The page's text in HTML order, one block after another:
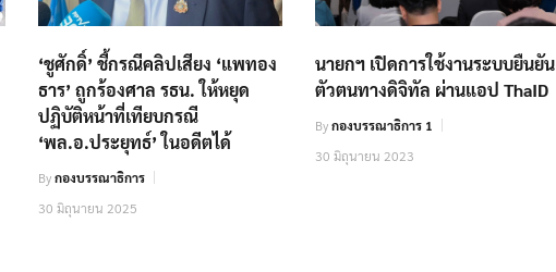
‘ชูศักดิ์’ ชี้กรณีคลิปเสียง ‘แพทอง
ธาร’ ถูกร้องศาล รธน. ให้หยุด
ปฏิบัติหน้าที่เทียบกรณี
‘พล.อ.ประยุทธ์’ ในอดีตได้
Byกองบรรณาธิการ
30 มิถุนายน 2025
นายกฯ เปิดการใช้งานระบบยืนยัน
ตัวตนทางดิจิทัล ผ่านแอป ThaID
Byกองบรรณาธิการ 1
30 มิถุนายน 2023